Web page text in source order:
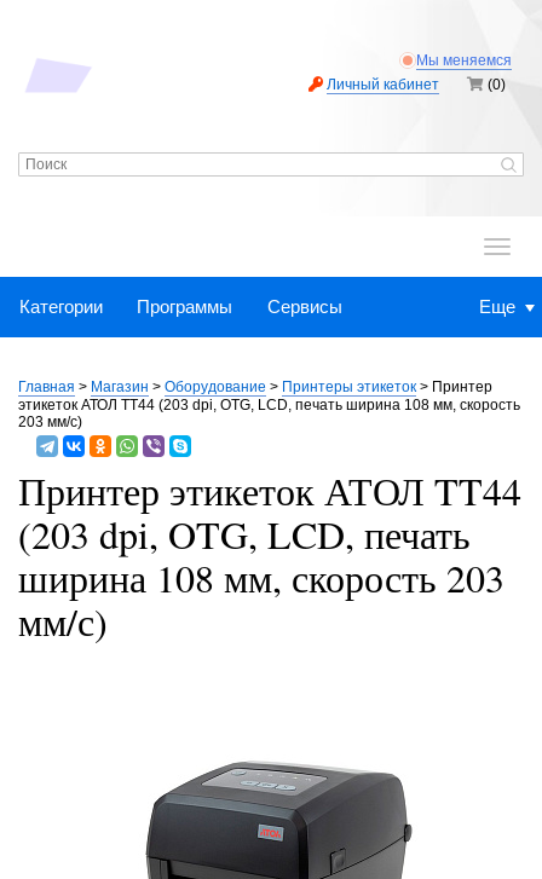
Мы меняемся
Личный кабинет
(0)
.
Категории Программы Сервисы Еще
Главная > Магазин > Оборудование > Принтеры этикеток > Принтер
этикеток АТОЛ TT44 (203 dpi, OTG, LCD, печать ширина 108 мм, скорость
203 мм/с)
Принтер этикеток АТОЛ TT44
(203 dpi, OTG, LCD, печать
ширина 108 мм, скорость 203
мм/с)